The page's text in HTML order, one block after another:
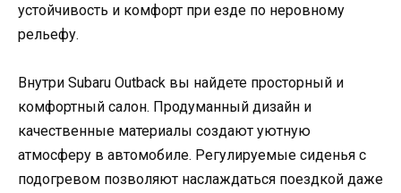
устойчивость и комфорт при езде по неровному
рельефу.
Внутри Subaru Outback вы найдете просторный и
комфортный салон. Продуманный дизайн и
качественные материалы создают уютную
атмосферу в автомобиле. Регулируемые сиденья с
подогревом позволяют наслаждаться поездкой даже